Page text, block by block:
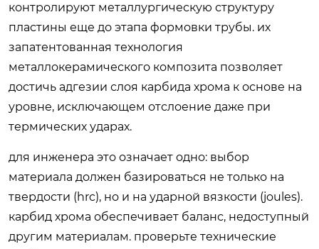
контролируют металлургическую структуру
пластины еще до этапа формовки трубы. их
запатентованная технология
металлокерамического композита позволяет
достичь адгезии слоя карбида хрома к основе на
уровне, исключающем отслоение даже при
термических ударах.
для инженера это означает одно: выбор
материала должен базироваться не только на
твердости (hrc), но и на ударной вязкости (joules).
карбид хрома обеспечивает баланс, недоступный
другим материалам. проверьте технические